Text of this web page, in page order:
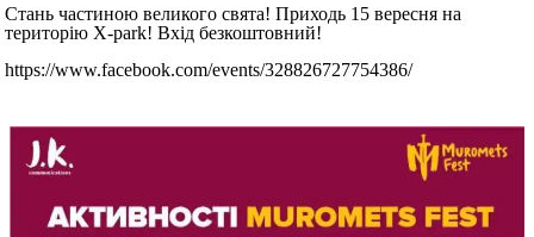
Стань частиною великого свята! Приходь 15 вересня на
територію Х-park! Вхід безкоштовний!
https://www.facebook.com/events/328826727754386/